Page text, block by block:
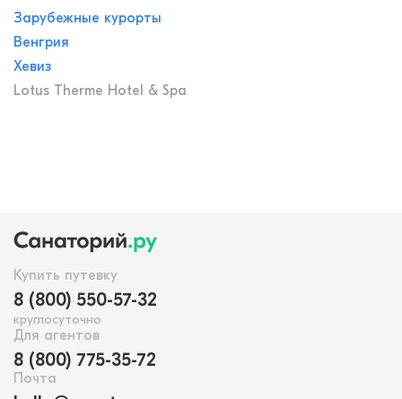
Зарубежные курорты
Венгрия
Хевиз
Lotus Therme Hotel & Spa
Купить путевку
8 (800) 550-57-32
круглосуточно
Для агентов
8 (800) 775-35-72
Почта